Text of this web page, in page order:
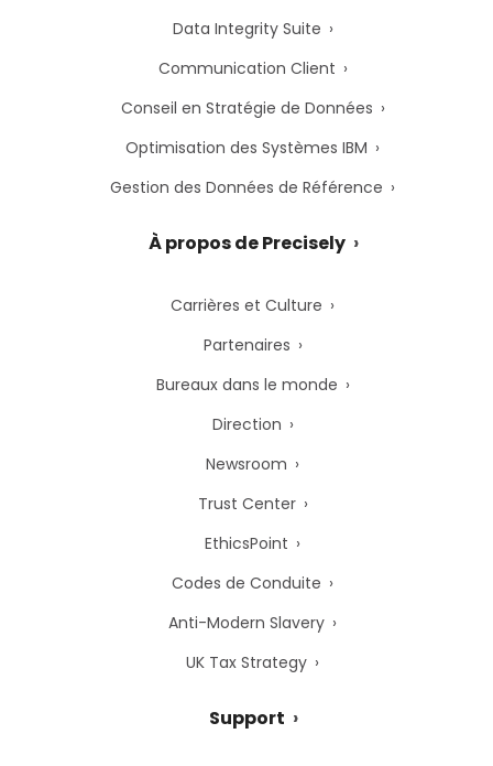
Data Integrity Suite
Communication Client
Conseil en Stratégie de Données
Optimisation des Systèmes IBM
Gestion des Données de Référence
À propos de Precisely
Carrières et Culture
Partenaires
Bureaux dans le monde
Direction
Newsroom
Trust Center
EthicsPoint
Codes de Conduite
Anti-Modern Slavery
UK Tax Strategy
Support